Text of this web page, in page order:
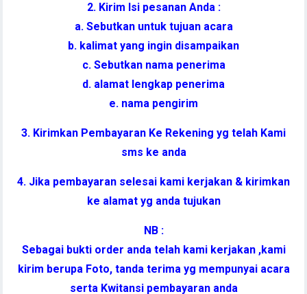
2. Kirim Isi pesanan Anda :
a. Sebutkan untuk tujuan acara
b. kalimat yang ingin disampaikan
c. Sebutkan nama penerima
d. alamat lengkap penerima
e. nama pengirim
3. Kirimkan Pembayaran Ke Rekening yg telah Kami
sms ke anda
4. Jika pembayaran selesai kami kerjakan & kirimkan
ke alamat yg anda tujukan
NB :
Sebagai bukti order anda telah kami kerjakan ,kami
kirim berupa Foto, tanda terima yg mempunyai acara
serta Kwitansi pembayaran anda